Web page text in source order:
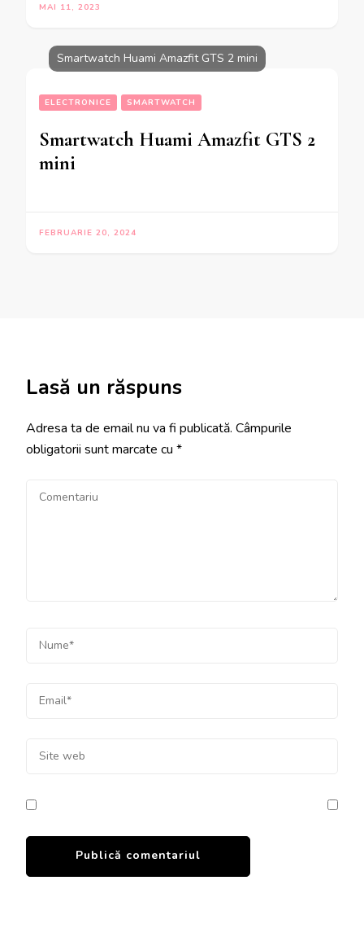
MAI 11, 2023
Smartwatch Huami Amazfit GTS 2 mini
ELECTRONICE SMARTWATCH
Smartwatch Huami Amazfit GTS 2
mini
FEBRUARIE 20, 2024
Lasă un răspuns
Adresa ta de email nu va fi publicată. Câmpurile
obligatorii sunt marcate cu *